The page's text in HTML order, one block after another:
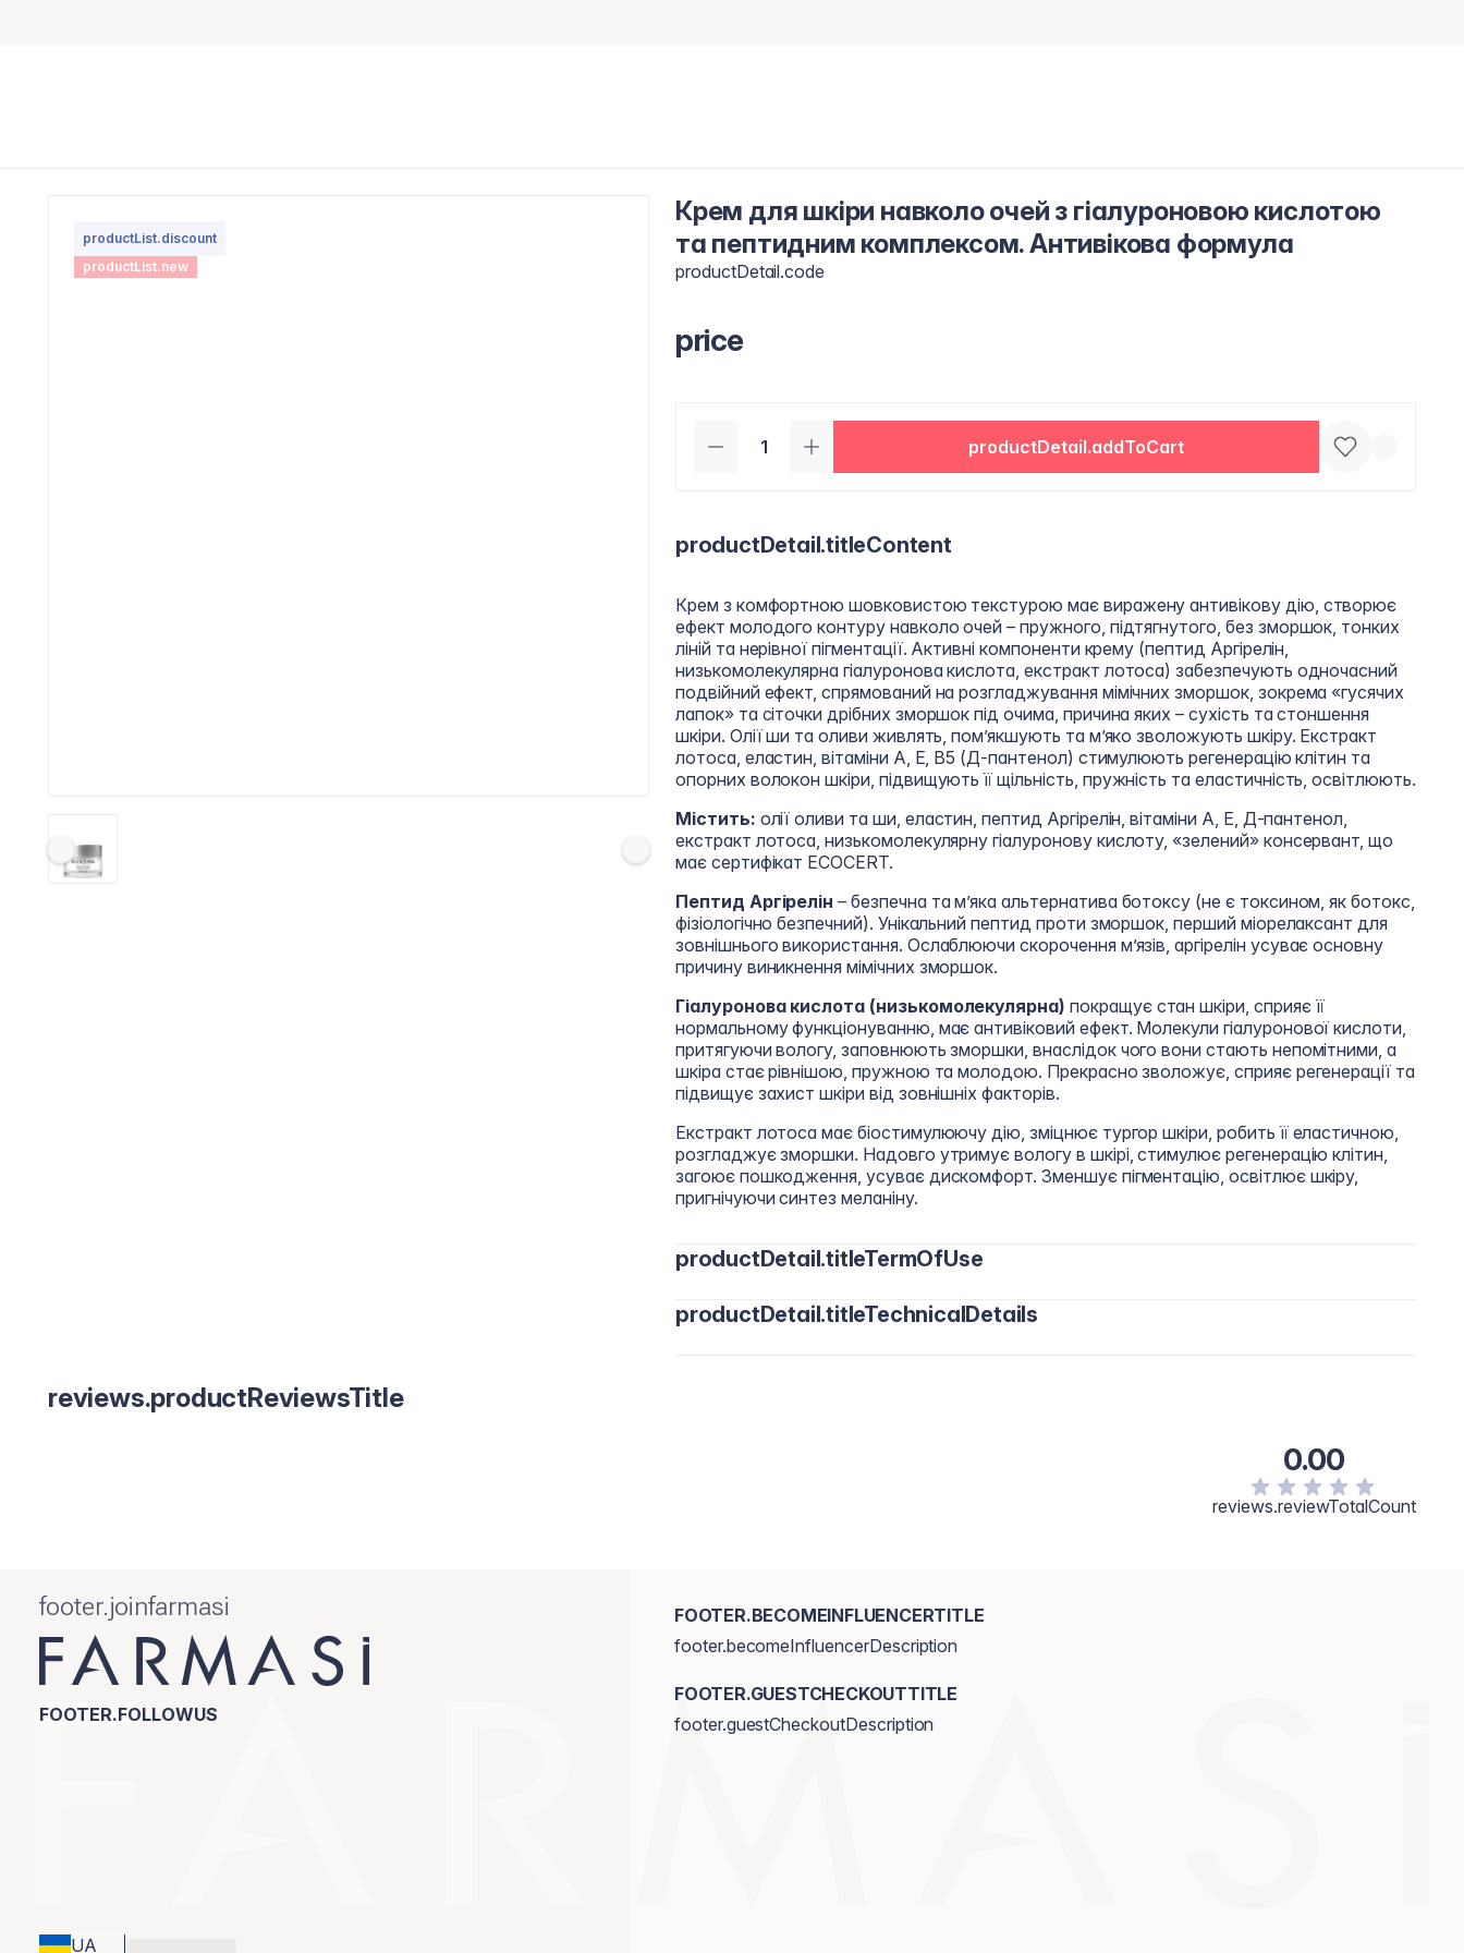
productList.discount
productList.new
Крем для шкіри навколо очей з гіалуроновою кислотою
та пептидним комплексом. Антивікова формула
productDetail.code
price
productDetail.addToCart
productDetail.titleContent
Крем з комфортною шовковистою текстурою має виражену антивікову дію, створює
ефект молодого контуру навколо очей – пружного, підтягнутого, без зморшок, тонких
ліній та нерівної пігментації. Активні компоненти крему (пептид Аргірелін,
низькомолекулярна гіалуронова кислота, екстракт лотоса) забезпечують одночасний
подвійний ефект, спрямований на розгладжування мімічних зморшок, зокрема «гусячих
лапок» та сіточки дрібних зморшок під очима, причина яких – сухість та стоншення
шкіри. Олії ши та оливи живлять, пом’якшують та м’яко зволожують шкіру. Екстракт
лотоса, еластин, вітаміни А, Е, В5 (Д-пантенол) стимулюють регенерацію клітин та
опорних волокон шкіри, підвищують її щільність, пружність та еластичність, освітлюють.
Містить: олії оливи та ши, еластин, пептид Аргірелін, вітаміни А, Е, Д-пантенол,
екстракт лотоса, низькомолекулярну гіалуронову кислоту, «зелений» консервант, що
має сертифікат ECOCERT.
Пептид Аргірелін – безпечна та м’яка альтернатива ботоксу (не є токсином, як ботокс,
фізіологічно безпечний). Унікальний пептид проти зморшок, перший міорелаксант для
зовнішнього використання. Ослаблюючи скорочення м’язів, аргірелін усуває основну
причину виникнення мімічних зморшок.
Гіалуронова кислота (низькомолекулярна) покращує стан шкіри, сприяє її
нормальному функціонуванню, має антивіковий ефект. Молекули гіалуронової кислоти,
притягуючи вологу, заповнюють зморшки, внаслідок чого вони стають непомітними, а
шкіра стає рівнішою, пружною та молодою. Прекрасно зволожує, сприяє регенерації та
підвищує захист шкіри від зовнішніх факторів.
Екстракт лотоса має біостимулюючу дію, зміцнює тургор шкіри, робить її еластичною,
розгладжує зморшки. Надовго утримує вологу в шкірі, стимулює регенерацію клітин,
загоює пошкодження, усуває дискомфорт. Зменшує пігментацію, освітлює шкіру,
пригнічуючи синтез меланіну.
productDetail.titleTermOfUse
Вранці та увечері нанесіть невелику кількість крему по контуру очей та рівномірно
productDetail.titleTechnicalDetails
reviews.productReviewsTitle
0.00
reviews.reviewTotalCount
footer.joinfarmasi
FOOTER.FOLLOWUS
UA
FOOTER.BECOMEINFLUENCERTITLE
footer.becomeInfluencerDescription
FOOTER.GUESTCHECKOUTTITLE
footer.guestCheckoutDescription